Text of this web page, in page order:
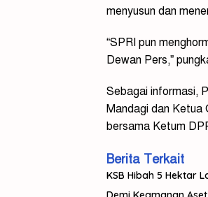
menyusun dan
“SPRI pun
Dewan Pers,”
Sebagai informasi,
Mandagi dan Ketua
bersama Ketum
Berita Terkait
KSB Hibah 5 Hektar